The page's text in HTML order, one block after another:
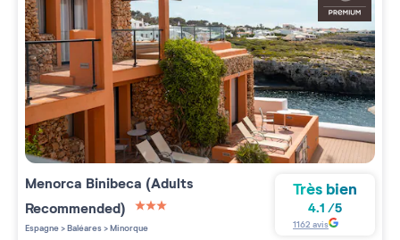
Menorca Binibeca (Adults
Recommended)
3 étoiles sur 5
Espagne>Baléares>Minorque
Très bien
4.1 /5
1162 avis